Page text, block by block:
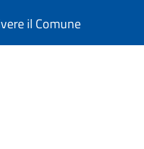
il Comune